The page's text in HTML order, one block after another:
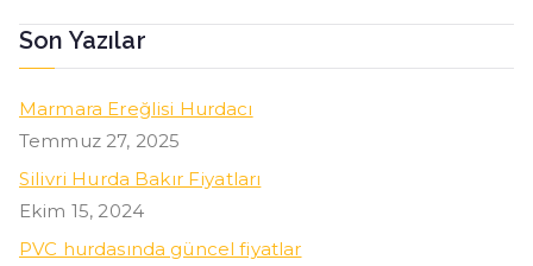
Son Yazılar
Marmara Ereğlisi Hurdacı
Temmuz 27, 2025
Silivri Hurda Bakır Fiyatları
Ekim 15, 2024
PVC hurdasında güncel fiyatlar